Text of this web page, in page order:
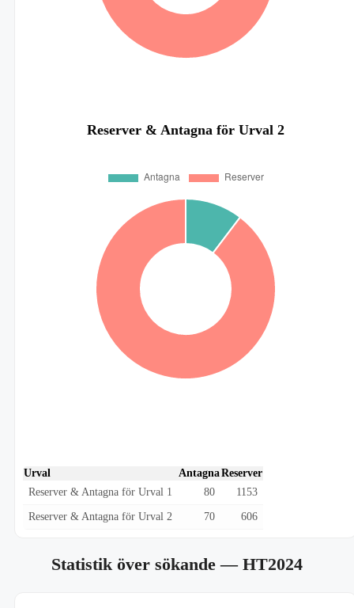
Reserver & Antagna för Urval 2
Urval AntagnaReserver
Reserver & Antagna för Urval 1
80 1153
Reserver & Antagna för Urval 2 70 606
Statistik över sökande— HT2024